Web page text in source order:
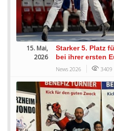
15. Mai,
2026
Starker 5. Platz
bei ihrer ersten
News 2026 3409